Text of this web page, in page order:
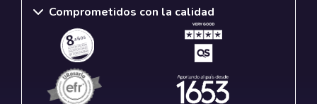
Comprometidos con la calidad